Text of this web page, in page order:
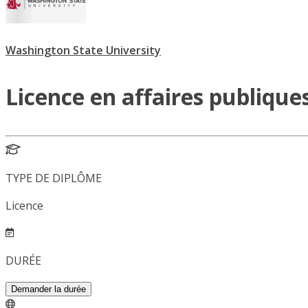
Washington State University
Licence en affaires
TYPE DE DIPLÔME
Licence
DURÉE
Demander la durée